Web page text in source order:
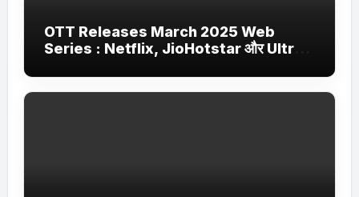
OTT Releases March 2025 Web
Series : Netflix, JioHotstar और Ultra